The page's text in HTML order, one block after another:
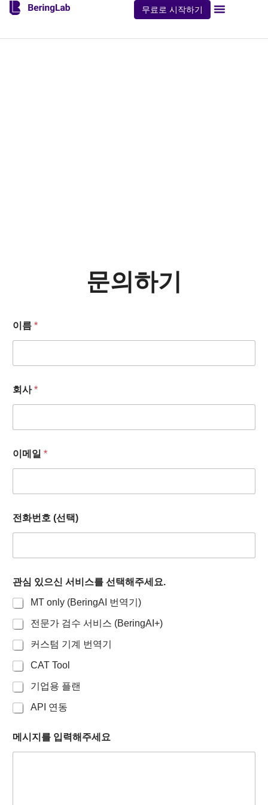
무료로 시작하기
문의하기
이름 *
회사*
이메일 *
전화번호 (선택)
관심 있으신 서비스를 선택해주세요.
MT only (BeringAI 번역기)
전문가 검수 서비스 (BeringAI+)
커스텀 기계 번역기
CAT Tool
기업용 플랜
API 연동
메시지를 입력해주세요